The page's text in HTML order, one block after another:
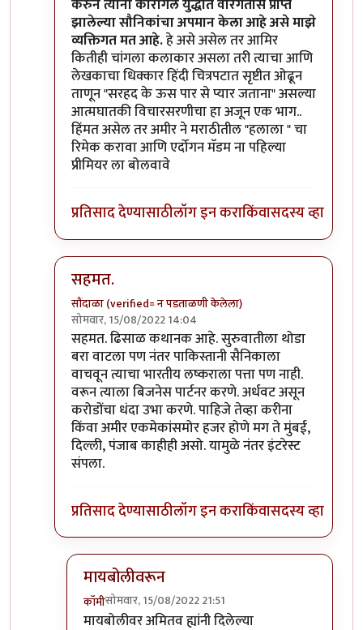
करुन त्यांनी कारगिल युद्धात वीरगतीस प्राप्त
झालेल्या सौनिकांचा अपमान केला आहे असे माझे
व्यक्तिगत मत आहे.हे असे असेल तर आमिर
कितीही चांगला कलाकार असला तरी त्याचा आणि
लेखकाचा धिक्कार हिंदी चित्रपटात सृष्टीत ओढून
ताणून "सरहद के ऊस पार से प्यार जताना" असल्या
आत्मघातकी विचारसरणीचा हा अजून एक भाग..
हिंमत असेल तर अमीर ने मराठीतील "हलाला " चा
रिमेक करावा आणि एर्दोगन मॅडम ना पहिल्या
प्रीमियर ला बोलवावे
प्रतिसाद देण्यासाठीलॉग इन कराकिंवासदस्य व्हा
सहमत.
सौंदाळा (verified= न पडताळणी केलेला)
सोमवार, 15/08/2022 14:04
In reply to@ चौकस२१२byमदनबाण
सहमत. ढिसाळ कथानक आहे. सुरुवातीला थोडा
बरा वाटला पण नंतर पाकिस्तानी सैनिकाला
वाचवून त्याचा भारतीय लष्कराला पत्ता पण नाही.
वरून त्याला बिजनेस पार्टनर करणे. अर्धवट असून
करोडोंचा धंदा उभा करणे. पाहिजे तेव्हा करीना
किंवा अमीर एकमेकांसमोर हजर होणे मग ते मुंबई,
दिल्ली, पंजाब काहीही असो. यामुळे नंतर इंटरेस्ट
संपला.
प्रतिसाद देण्यासाठीलॉग इन कराकिंवासदस्य व्हा
मायबोलीवरून
कॉमीसोमवार, 15/08/2022 21:51
In reply toसहमत.byसौंदाळा (verified= न
मायबोलीवर अमितव ह्यांनी दिलेल्या